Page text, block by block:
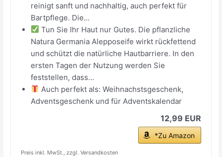
reinigt sanft und nachhaltig, auch perfekt für
Bartpflege. Die...
Tun Sie Ihr Haut nur Gutes. Die pflanzliche
Natura Germania Alepposeife wirkt rückfettend
und schützt die natürliche Hautbarriere. In den
ersten Tagen der Nutzung werden Sie
feststellen, dass...
Auch perfekt als: Weihnachstsgeschenk,
Adventsgeschenk und für Adventskalendar
12,99 EUR
*Zu Amazon
Preis inkl. MwSt., zzgl. Versandkosten